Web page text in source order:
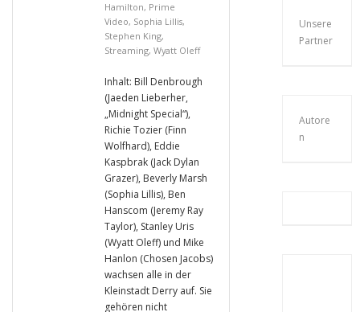
Hamilton, Prime
Video, Sophia Lillis,
Stephen King,
Streaming, Wyatt Oleff
Inhalt: Bill Denbrough
(Jaeden Lieberher,
„Midnight Special“),
Richie Tozier (Finn
Wolfhard), Eddie
Kaspbrak (Jack Dylan
Grazer), Beverly Marsh
(Sophia Lillis), Ben
Hanscom (Jeremy Ray
Taylor), Stanley Uris
(Wyatt Oleff) und Mike
Hanlon (Chosen Jacobs)
wachsen alle in der
Kleinstadt Derry auf. Sie
gehören nicht
Unsere
Partner
Autore
n